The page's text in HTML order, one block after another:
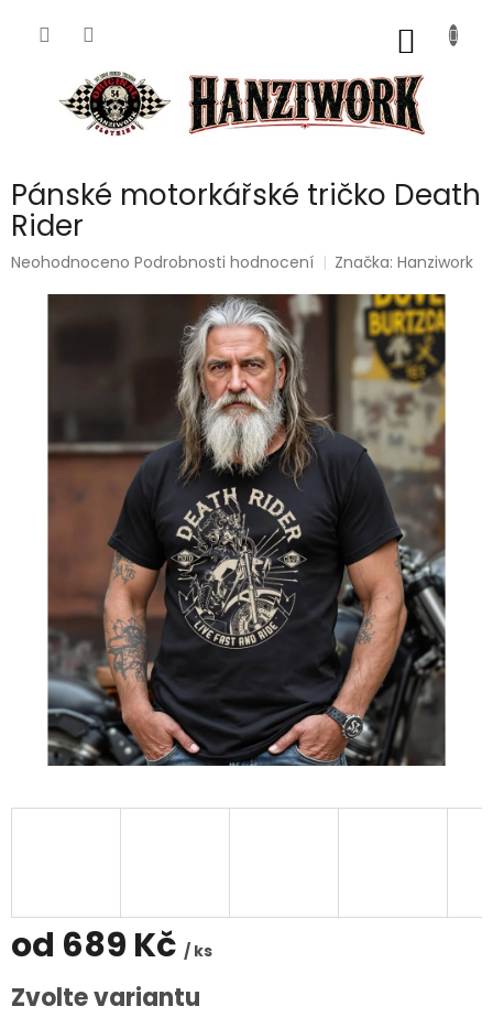
Pánské motorkářské tričko Death
Rider
Průměrné
Neohodnoceno Podrobnosti hodnocení Značka:Hanziwork
od 689 Kč / ks
Měrná
cena:
Zvolte variantu